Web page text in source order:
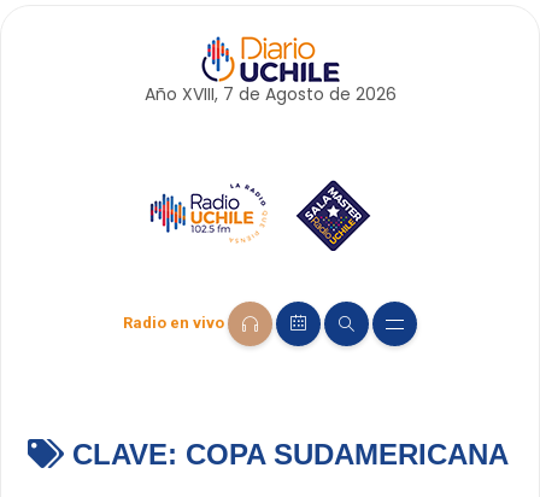
Año XVIII, 7 de Agosto de 2026
Radio en vivo
CLAVE: COPA SUDAMERICANA